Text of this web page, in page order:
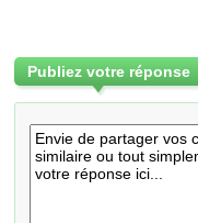
Publiez votre réponse